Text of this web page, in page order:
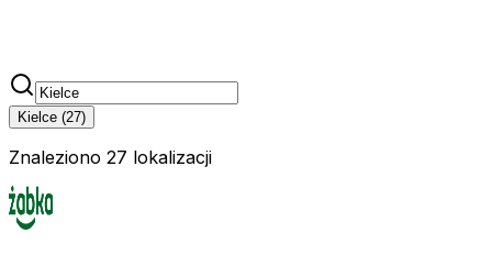
Kielce (27)
Znaleziono 27 lokalizacji